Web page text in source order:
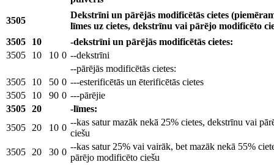
3505
Dekstrīni un pārējās modificētās cietes
līmes uz cietes, dekstrīnu vai pārējo modificēto
3505
10
-dekstrīni un pārējās modificētās cietes:
3505
10 10 0 --dekstrīni
--pārējās modificētās cietes:
3505
10 50 0 ---esterificētās un ēterificētās cietes
3505
10 90 0 ---pārējie
3505 20
-līmes:
3505
20 10 0
--kas satur mazāk nekā 25% cietes, dekstrīnu vai
ciešu
3505
20 30 0
--kas satur 25% vai vairāk, bet mazāk nekā 55%
pārējo modificēto ciešu